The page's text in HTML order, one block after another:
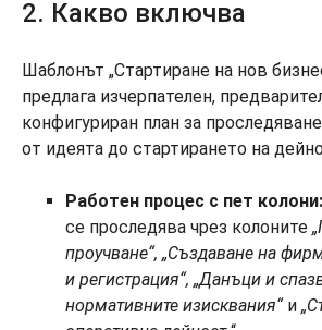
2. Какво включва
Шаблонът „Стартиране на нов
предлага изчерпателен,
конфигуриран план за
от идеята до стартирането на
Работен процес с пет колони:
се проследява чрез колоните
проучване“, „Създаване на
и регистрация“, „Данъци и
нормативните изисквания“и